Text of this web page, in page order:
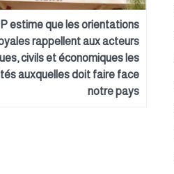
estime que les orientations
rappellent aux acteurs
civils et économiques les
auxquelles doit faire face
notre pays